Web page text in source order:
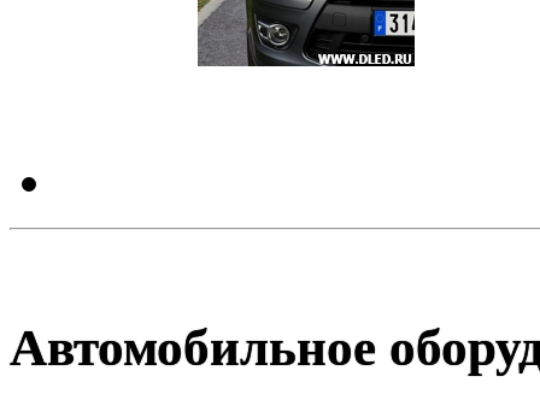
Автомобильное